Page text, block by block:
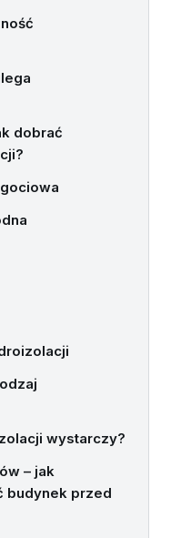
dobrać
wystarczy?
– jak
budynek przed